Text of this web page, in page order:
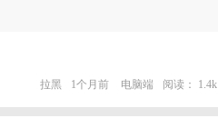
拉黑 1个月前 电脑端 阅读： 1.4k